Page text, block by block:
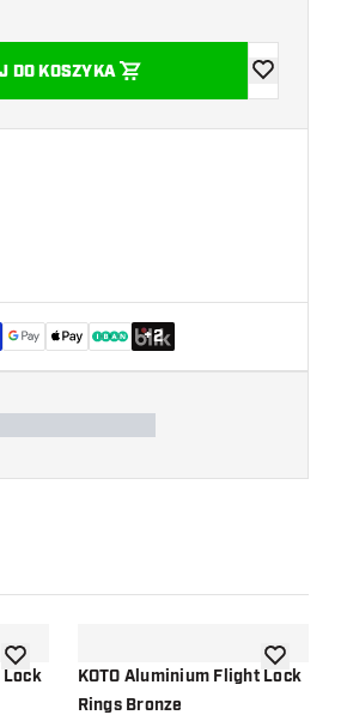
DO KOSZYKA
dodaj do
+2
Lock
dodaj do listy życzeńKOTO Aluminium Flight Lock
Rings Bronze
dodaj do